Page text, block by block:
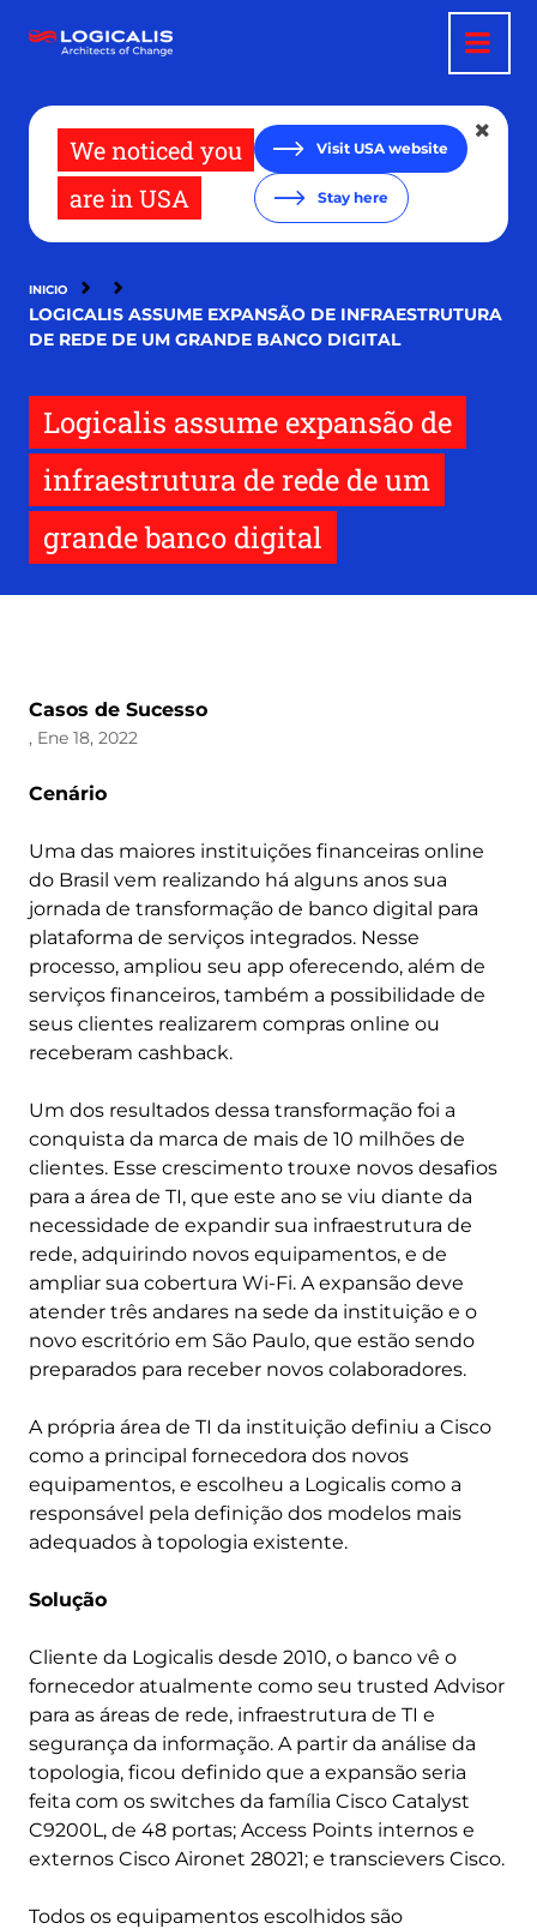
contenido
We noticed you
are in USA
Visit USA website
Stay here
INICIO
LOGICALIS ASSUME EXPANSÃO DE INFRAESTRUTURA
DE REDE DE UM GRANDE BANCO DIGITAL
Logicalis assume expansão de
infraestrutura de rede de um
grande banco digital
Casos de Sucesso
, Ene 18, 2022
Cenário
Uma das maiores instituições financeiras online
do Brasil vem realizando há alguns anos sua
jornada de transformação de banco digital para
plataforma de serviços integrados. Nesse
processo, ampliou seu app oferecendo, além de
serviços financeiros, também a possibilidade de
seus clientes realizarem compras online ou
receberam cashback.
Um dos resultados dessa transformação foi a
conquista da marca de mais de 10 milhões de
clientes. Esse crescimento trouxe novos desafios
para a área de TI, que este ano se viu diante da
necessidade de expandir sua infraestrutura de
rede, adquirindo novos equipamentos, e de
ampliar sua cobertura Wi-Fi. A expansão deve
atender três andares na sede da instituição e o
novo escritório em São Paulo, que estão sendo
preparados para receber novos colaboradores.
A própria área de TI da instituição definiu a Cisco
como a principal fornecedora dos novos
equipamentos, e escolheu a Logicalis como a
responsável pela definição dos modelos mais
adequados à topologia existente.
Solução
Cliente da Logicalis desde 2010, o banco vê o
fornecedor atualmente como seu trusted Advisor
para as áreas de rede, infraestrutura de TI e
segurança da informação. A partir da análise da
topologia, ficou definido que a expansão seria
feita com os switches da família Cisco Catalyst
C9200L, de 48 portas; Access Points internos e
externos Cisco Aironet 28021; e transcievers Cisco.
Todos os equipamentos escolhidos são